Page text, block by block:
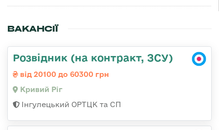
ВАКАНСІЇ
Розвідник (на контракт, ЗСУ)
від 20100 до 60300 грн
Кривий Ріг
Інгулецький ОРТЦК та СП